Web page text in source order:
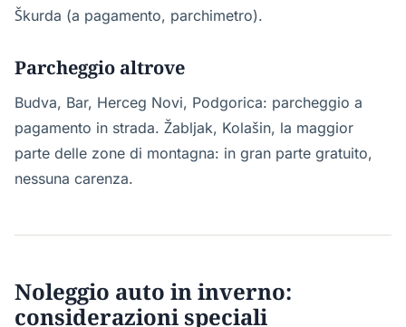
Škurda (a pagamento, parchimetro).
Parcheggio altrove
Budva, Bar, Herceg Novi, Podgorica: parcheggio a
pagamento in strada. Žabljak, Kolašin, la maggior
parte delle zone di montagna: in gran parte gratuito,
nessuna carenza.
Noleggio auto in inverno:
considerazioni speciali